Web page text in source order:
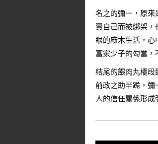
名之的彌一，原來
賣自己而被綁架
眼的麻木生活，
富家少子的勾當，
結尾的餵肉丸橋段
前政之助半跪，彌
人的信任關係形成